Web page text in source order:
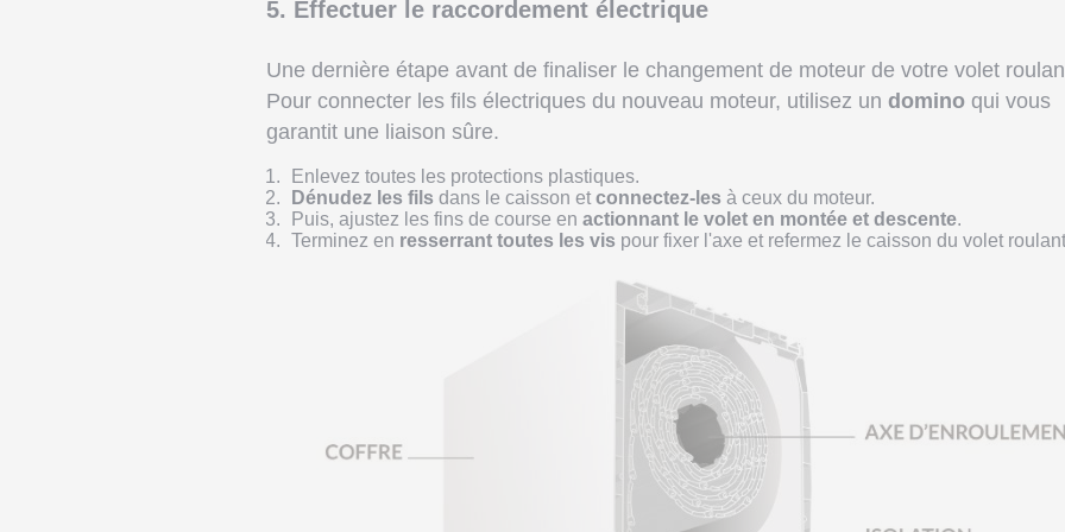
5. Effectuer le raccordement électrique
Une dernière étape avant de finaliser le changement de moteur de votre volet
Pour connecter les fils électriques du nouveau moteur, utilisez un domino qui vous
garantit une liaison sûre.
Enlevez toutes les protections plastiques.
Dénudez les fils dans le caisson et connectez-les à ceux du moteur.
Puis, ajustez les fins de course en actionnant le volet en montée et descente.
Terminez en resserrant toutes les vis pour fixer l'axe et refermez le caisson du volet